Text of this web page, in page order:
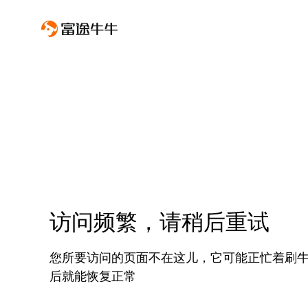
访问频繁，请稍后重试
您所要访问的页面不在这儿，它可能正忙着刷
后就能恢复正常